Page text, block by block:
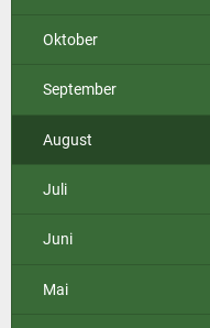
Oktober
September
August
Juli
Juni
Mai